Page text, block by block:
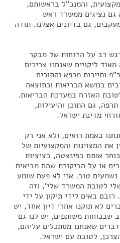
והמנכ"ל בראשותם,
גם נציגים ממשרד ראש
גם בדיונים אצלנו. תודה
רב על הדוחות של מבקר
ליקויים שאנחנו צריכים
ותיירות מרפא והתורים
בנושא הבריאות וכתוצאה
האזרח במערכת הבריאות.
גם התוכן והיעילות,
מדינת ישראל.
באמת רואים, ולא אני רק
את המצוינות והמקצועיות של
אותם בפינצטה, בציציות
או על הביקורת שהם מביאים
טוב. אני לא פעם שומע
לטובת המשרד שלי', וזה
באים לידי תיקון על ידי
לא תוקנו אחרי דיון אחד, יש
שבכוחות משותפים, יש לנו גם
שאנחנו מסתכלים עליהם,
לטובת עם ישראל.